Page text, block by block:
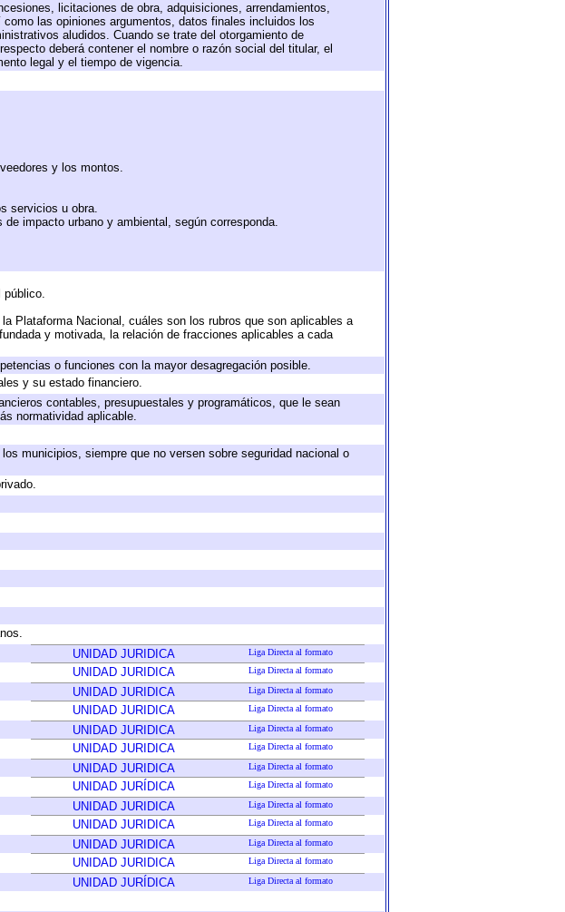
licitaciones de obra, adquisiciones, arrendamientos,
las opiniones argumentos, datos finales incluidos los
aludidos. Cuando se trate del otorgamiento de
deberá contener el nombre o razón social del titular, el
legal y el tiempo de vigencia.
y los montos.
servicios u obra.
impacto urbano y ambiental, según corresponda.
público.
Plataforma Nacional, cuáles son los rubros que son aplicables a
y motivada, la relación de fracciones aplicables a cada
o funciones con la mayor desagregación posible.
y su estado financiero.
contables, presupuestales y programáticos, que le sean
normatividad aplicable.
municipios, siempre que no versen sobre seguridad nacional o
UNIDAD JURIDICA Liga Directa al formato
UNIDAD JURIDICA Liga Directa al formato
UNIDAD JURIDICA Liga Directa al formato
UNIDAD JURIDICA Liga Directa al formato
UNIDAD JURIDICA Liga Directa al formato
UNIDAD JURIDICA Liga Directa al formato
UNIDAD JURIDICA Liga Directa al formato
UNIDAD JURÍDICA Liga Directa al formato
UNIDAD JURIDICA Liga Directa al formato
UNIDAD JURIDICA Liga Directa al formato
UNIDAD JURIDICA Liga Directa al formato
UNIDAD JURIDICA Liga Directa al formato
UNIDAD JURÍDICA Liga Directa al formato